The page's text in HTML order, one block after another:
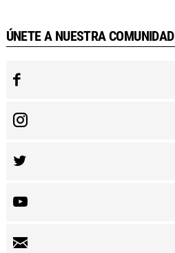
ÚNETE A NUESTRA COMUNIDAD